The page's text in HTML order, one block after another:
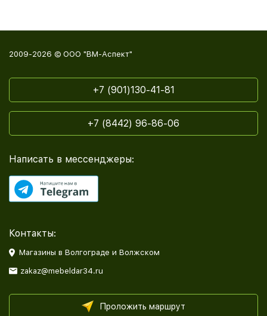
2009-2026 © ООО "ВМ-Аспект"
+7 (901)130-41-81
+7 (8442) 96-86-06
Написать в мессенджеры:
Контакты:
Магазины в Волгограде и Волжском
zakaz@mebeldar34.ru
Проложить маршрут